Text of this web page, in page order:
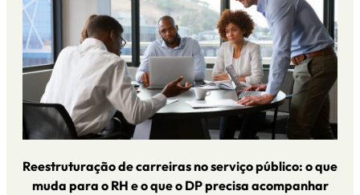
Reestruturação de carreiras no serviço público: o que
muda para o RH e o que o DP precisa acompanhar